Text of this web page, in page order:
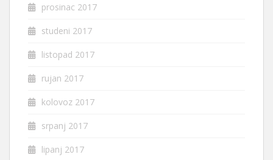
prosinac 2017
studeni 2017
listopad 2017
rujan 2017
kolovoz 2017
srpanj 2017
lipanj 2017